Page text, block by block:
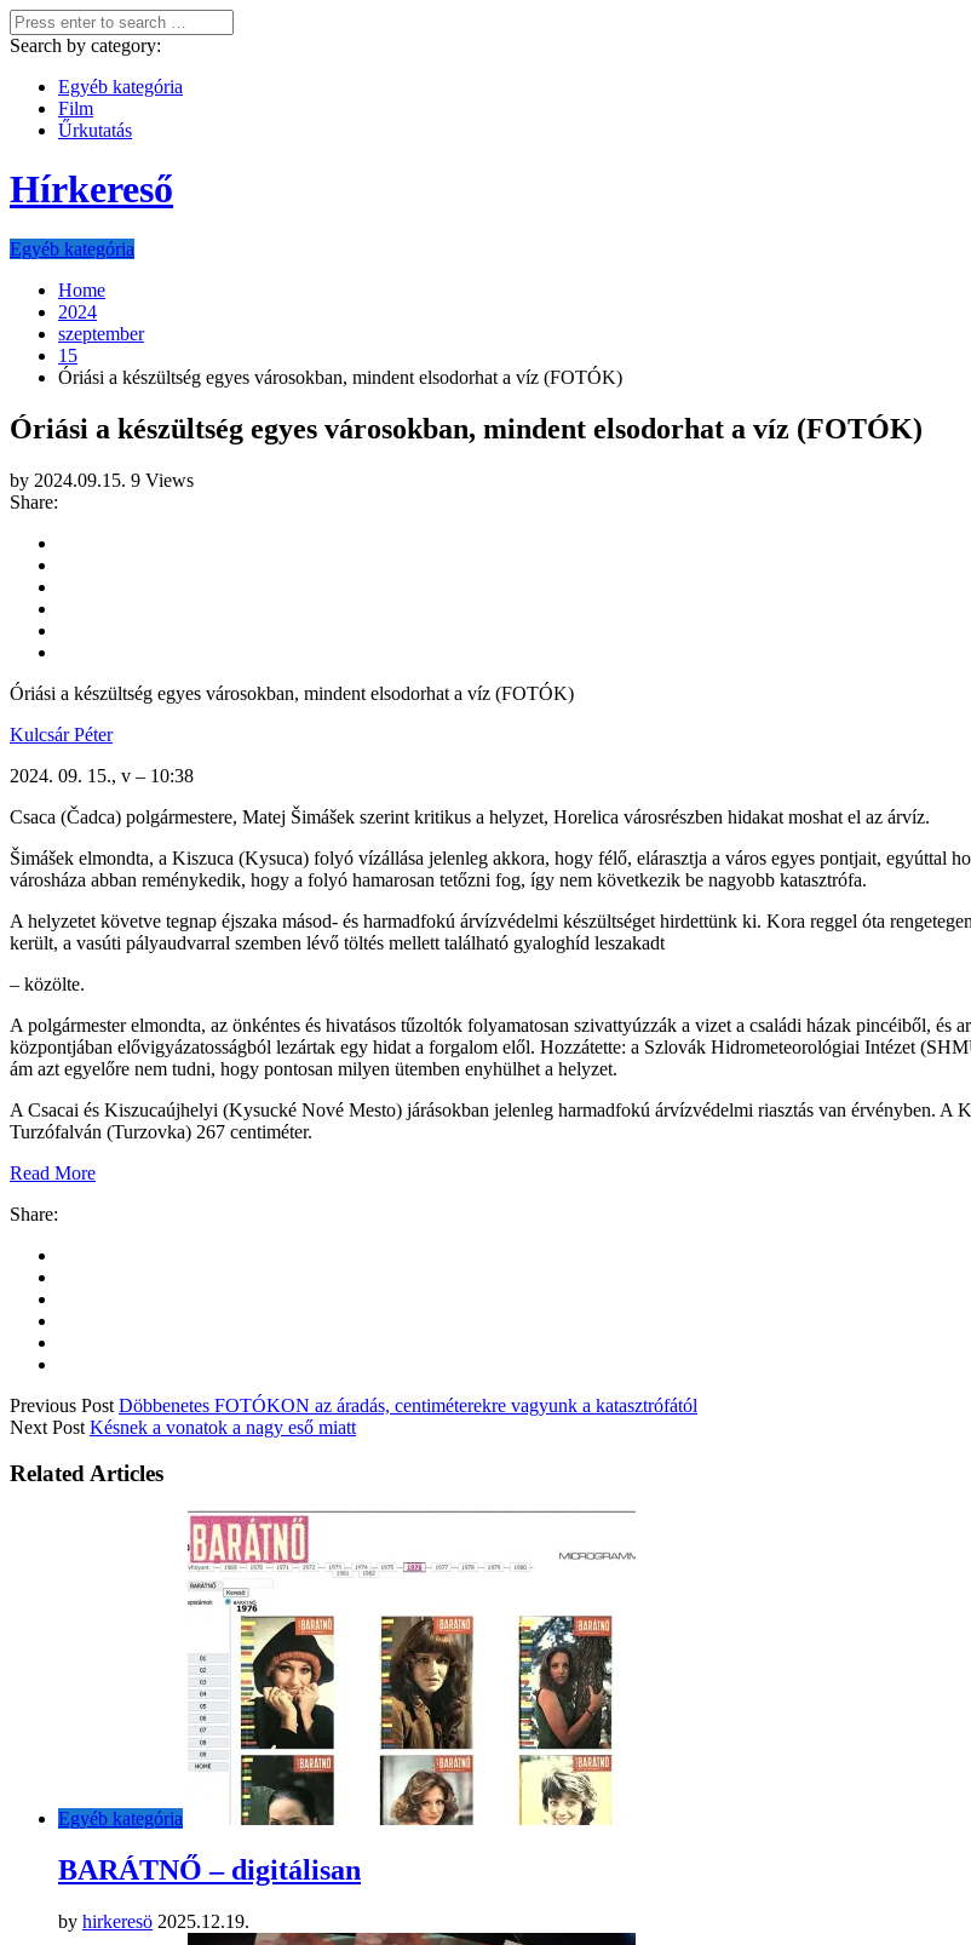
Search by category:
Egyéb kategória
Film
Űrkutatás
Hírkereső
Egyéb kategória
Home
2024
szeptember
15
Óriási a készültség egyes városokban, mindent elsodorhat a víz (FOTÓK)
Óriási a készültség egyes városokban, mindent elsodorhat a víz (FOTÓK)
by 2024.09.15. 9 Views
Share:
Óriási a készültség egyes városokban, mindent elsodorhat a víz (FOTÓK)
Kulcsár Péter
2024. 09. 15., v – 10:38
Csaca (Čadca) polgármestere, Matej Šimášek szerint kritikus a helyzet, Horelica városrészben hidakat moshat el az árvíz.
Šimášek elmondta, a Kiszuca (Kysuca) folyó vízállása jelenleg akkora, hogy félő, elárasztja a város egyes pontjait, egyúttal
városháza abban reménykedik, hogy a folyó hamarosan tetőzni fog, így nem következik be nagyobb katasztrófa.
A helyzetet követve tegnap éjszaka másod- és harmadfokú árvízvédelmi készültséget hirdettünk ki. Kora reggel óta
került, a vasúti pályaudvarral szemben lévő töltés mellett található gyaloghíd leszakadt
– közölte.
A polgármester elmondta, az önkéntes és hivatásos tűzoltók folyamatosan szivattyúzzák a vizet a családi házak pincéiből, és
központjában elővigyázatosságból lezártak egy hidat a forgalom elől. Hozzátette: a Szlovák Hidrometeorológiai Intézet
ám azt egyelőre nem tudni, hogy pontosan milyen ütemben enyhülhet a helyzet.
A Csacai és Kiszucaújhelyi (Kysucké Nové Mesto) járásokban jelenleg harmadfokú árvízvédelmi riasztás van érvényben. A
Turzófalván (Turzovka) 267 centiméter.
Read More
Share:
Previous Post Döbbenetes FOTÓKON az áradás, centiméterekre vagyunk a katasztrófától
Next Post Késnek a vonatok a nagy eső miatt
Related Articles
Egyéb kategória
BARÁTNŐ – digitálisan
by hirkeresö 2025.12.19.